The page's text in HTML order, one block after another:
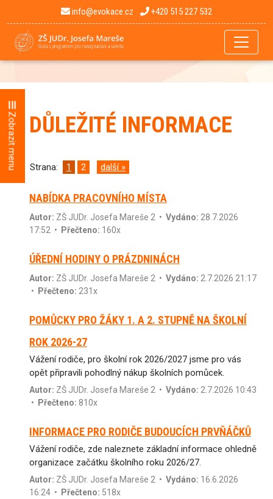
info@evokace.cz +420 515 227 532
DŮLEŽITÉ INFORMACE
Strana: 1 2 další »
NABÍDKA PRACOVNÍHO MÍSTA
Autor: ZŠ JUDr. Josefa Mareše 2 • Vydáno: 28.7.2026
17:52 •
Přečteno: 160x
ÚŘEDNÍ HODINY O PRÁZDNINÁCH
Autor: ZŠ JUDr. Josefa Mareše 2 • Vydáno: 2.7.2026 21:17
•
Přečteno: 231x
POMŮCKY PRO ŽÁKY 1. A 2. STUPNĚ NA ŠKOLNÍ
ROK 2026-27
Vážení rodiče, pro školní rok 2026/2027 jsme pro vás
opět připravili pohodlný nákup školních pomůcek.
Autor: ZŠ JUDr. Josefa Mareše 2 • Vydáno: 2.7.2026 10:43
•
Přečteno: 810x
INFORMACE PRO RODIČE BUDOUCÍCH PRVŇÁČKŮ
Vážení rodiče, zde naleznete základní informace ohledně
organizace začátku školního roku 2026/27.
Autor: ZŠ JUDr. Josefa Mareše 2 • Vydáno: 16.6.2026
16:24 •
Přečteno: 518x
Zobrazit menu